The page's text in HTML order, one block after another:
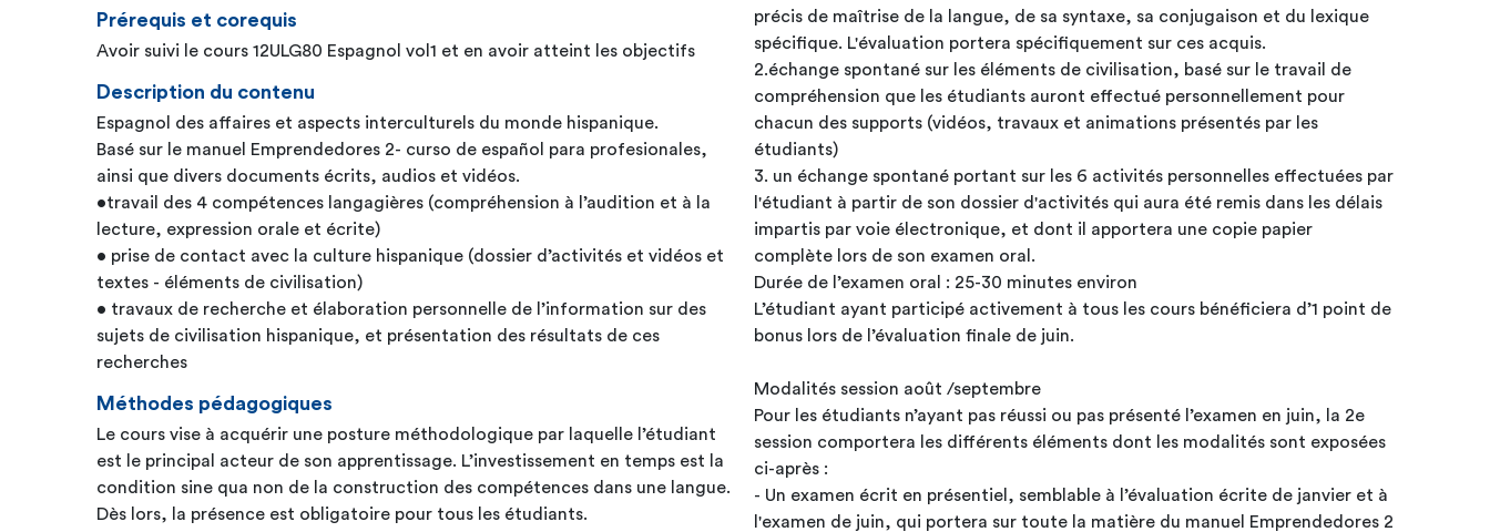
Prérequis et corequis
Avoir suivi le cours 12ULG80 Espagnol vol1 et en avoir atteint les objectifs
Description du contenu
Espagnol des affaires et aspects interculturels du monde hispanique.
Basé sur le manuel Emprendedores 2- curso de español para profesionales,
ainsi que divers documents écrits, audios et vidéos.
•travail des 4 compétences langagières (compréhension à l’audition et à la
lecture, expression orale et écrite)
• prise de contact avec la culture hispanique (dossier d’activités et vidéos et
textes - éléments de civilisation)
• travaux de recherche et élaboration personnelle de l’information sur des
sujets de civilisation hispanique, et présentation des résultats de ces
recherches
Méthodes pédagogiques
Le cours vise à acquérir une posture méthodologique par laquelle l’étudiant
est le principal acteur de son apprentissage. L’investissement en temps est la
condition sine qua non de la construction des compétences dans une langue.
Dès lors, la présence est obligatoire pour tous les étudiants.
précis de maîtrise de la langue, de sa syntaxe, sa conjugaison et du lexique
spécifique. L'évaluation portera spécifiquement sur ces acquis.
2.échange spontané sur les éléments de civilisation, basé sur le travail de
compréhension que les étudiants auront effectué personnellement pour
chacun des supports (vidéos, travaux et animations présentés par les
étudiants)
3. un échange spontané portant sur les 6 activités personnelles effectuées par
l'étudiant à partir de son dossier d'activités qui aura été remis dans les délais
impartis par voie électronique, et dont il apportera une copie papier
complète lors de son examen oral.
Durée de l’examen oral : 25-30 minutes environ
L’étudiant ayant participé activement à tous les cours bénéficiera d’1 point de
bonus lors de l’évaluation finale de juin.
Modalités session août /septembre
Pour les étudiants n’ayant pas réussi ou pas présenté l’examen en juin, la 2e
session comportera les différents éléments dont les modalités sont exposées
ci-après :
- Un examen écrit en présentiel, semblable à l’évaluation écrite de janvier et à
l'examen de juin, qui portera sur toute la matière du manuel Emprendedores 2